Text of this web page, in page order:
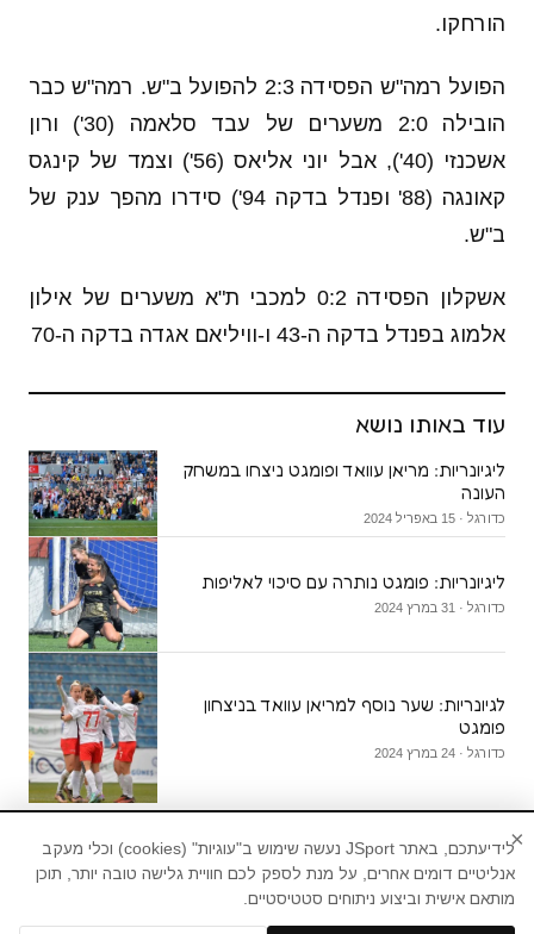
הורחקו.
הפועל רמה"ש הפסידה 2:3 להפועל ב"ש. רמה"ש כבר
הובילה 2:0 משערים של עבד סלאמה (30') ורון
אשכנזי (40'), אבל יוני אליאס (56') וצמד של קינגס
קאונגה (88' ופנדל בדקה 94') סידרו מהפך ענק של
ב"ש.
אשקלון הפסידה 0:2 למכבי ת"א משערים של אילון
אלמוג בפנדל בדקה ה-43 ו-וויליאם אגדה בדקה ה-70
עוד באותו נושא
ליגיונריות: מריאן עוואד ופומגט ניצחו במשחק
העונה
כדורגל · 15 באפריל 2024
ליגיונריות: פומגט נותרה עם סיכוי לאליפות
כדורגל · 31 במרץ 2024
לגיונריות: שער נוסף למריאן עוואד בניצחון
פומגט
כדורגל · 24 במרץ 2024
חדשות ספורט, עדכוני ספורט, תוצאות ספורט,טורי
דעה
×
לידיעתכם, באתר JSport נעשה שימוש ב"עוגיות" (cookies) וכלי מעקב
אנליטיים דומים אחרים, על מנת לספק לכם חוויית גלישה טובה יותר, תוכן
מותאם אישית וביצוע ניתוחים סטטיסטיים.